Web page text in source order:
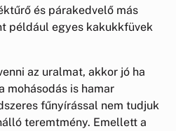
és párakedvelő más
például egyes kakukkfüvek
az uralmat, akkor jó ha
mohásodás is hamar
fűnyírással nem tudjuk
teremtmény. Emellett a